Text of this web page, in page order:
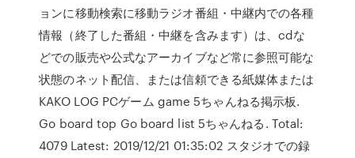
ョンに移動検索に移動ラジオ番組・中継内での各種
情報（終了した番組・中継を含みます）は、cdな
どでの販売や公式なアーカイブなど常に参照可能な
状態のネット配信、または信頼できる紙媒体または
KAKO LOG PCゲーム game 5ちゃんねる掲示板.
Go board top Go board list 5ちゃんねる. Total:
4079 Latest: 2019/12/21 01:35:02 スタジオでの録